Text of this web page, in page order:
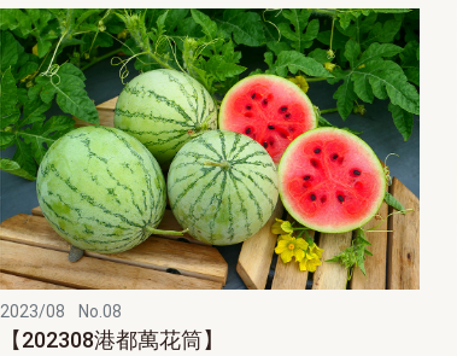
2023/08 No.08
【202308港都萬花筒】